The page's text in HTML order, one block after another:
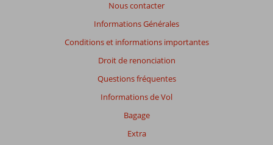
Nous contacter
Informations Générales
Conditions et informations importantes
Droit de renonciation
Questions fréquentes
Informations de Vol
Bagage
Extra